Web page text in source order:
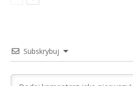
Subskrybuj